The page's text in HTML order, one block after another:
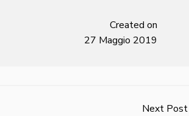
Created on
27 Maggio 2019
Next Post